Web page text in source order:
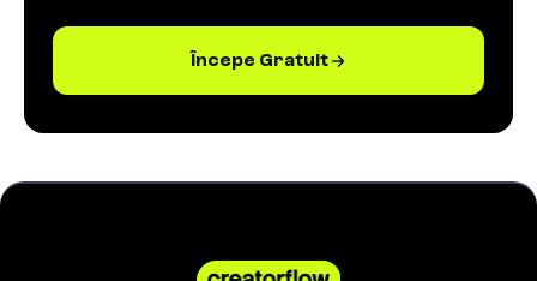
Începe Gratuit